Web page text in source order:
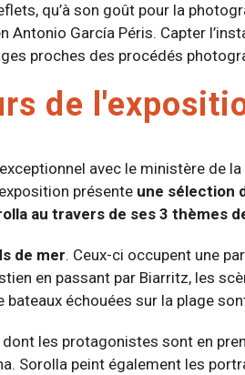
qu’à son goût pour la
Antonio García Péris. Capter
proches des procédés
de
avec le ministère de
présente une sélection
au travers de ses 3 thèmes
de mer. Ceux-ci occupent une
en passant par Biarritz, les
échouées sur la plage
dont les protagonistes sont en
Sorolla peint également les